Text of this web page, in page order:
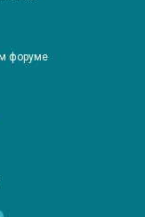
форуме